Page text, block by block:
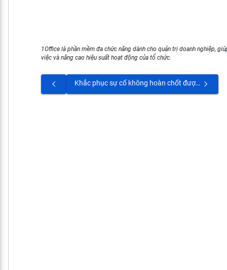
1Office là phần mềm đa chức năng dành cho quản trị doanh nghiệp,
việc và nâng cao hiệu suất hoạt động của tổ chức.
Khắc phục sự cố không hoàn chốt được bảng lương